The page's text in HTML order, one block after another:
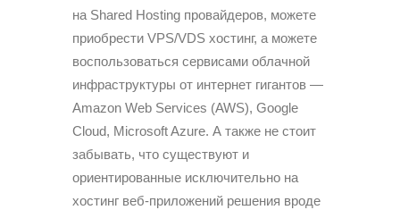
на Shared Hosting провайдеров, можете
приобрести VPS/VDS хостинг, а можете
воспользоваться сервисами облачной
инфраструктуры от интернет гигантов —
Amazon Web Services (AWS), Google
Cloud, Microsoft Azure. А также не стоит
забывать, что существуют и
ориентированные исключительно на
хостинг веб-приложений решения вроде